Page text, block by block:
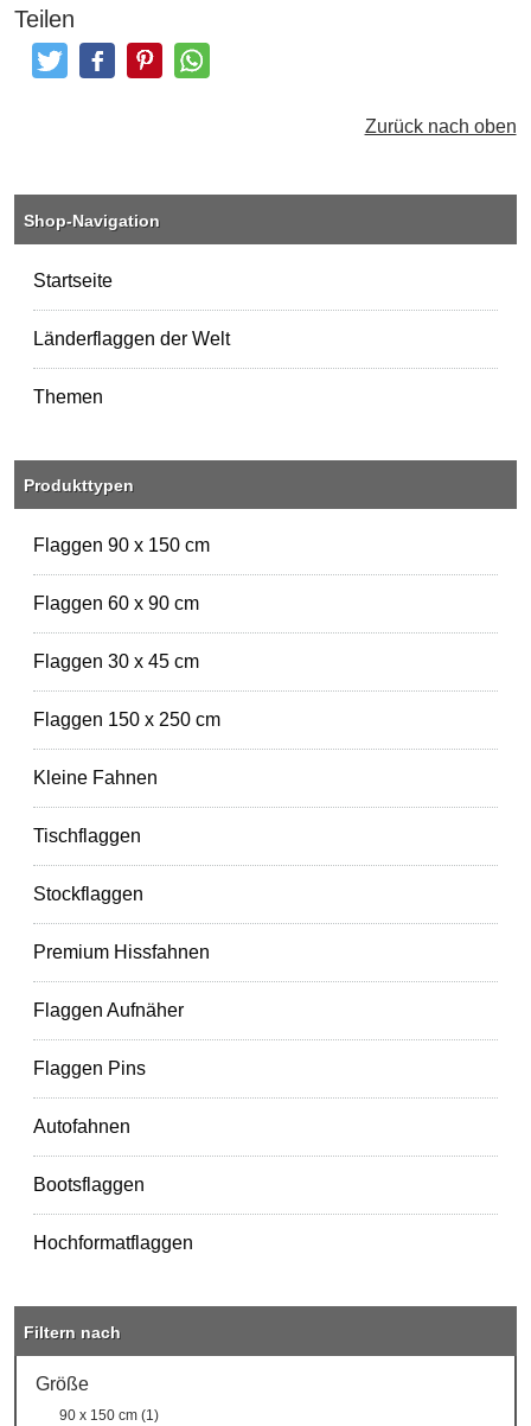
Teilen
TweetenPostenPinterestTeilen
Zurück nach oben
Shop-Navigation
Startseite
Länderflaggen der Welt
Themen
Produkttypen
Flaggen 90 x 150 cm
Flaggen 60 x 90 cm
Flaggen 30 x 45 cm
Flaggen 150 x 250 cm
Kleine Fahnen
Tischflaggen
Stockflaggen
Premium Hissfahnen
Flaggen Aufnäher
Flaggen Pins
Autofahnen
Bootsflaggen
Hochformatflaggen
Filtern nach
Größe
90 x 150 cm (1)